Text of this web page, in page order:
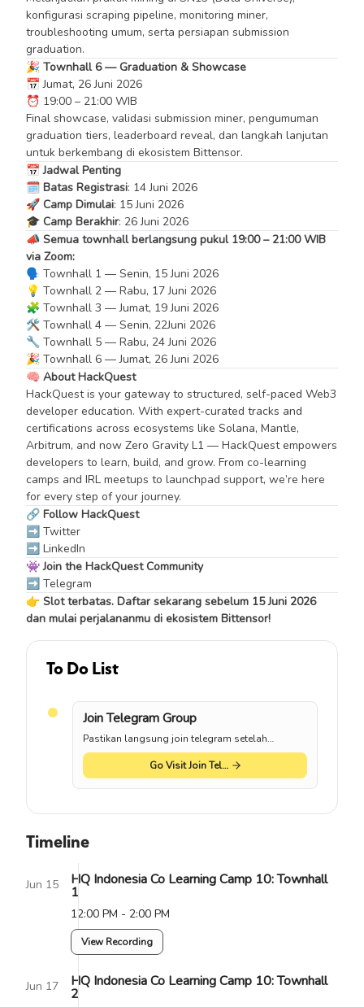
konfigurasi scraping pipeline, monitoring miner,
troubleshooting umum, serta persiapan submission
graduation.
🎉 Townhall 6 — Graduation & Showcase
📅 Jumat, 26 Juni 2026
⏰ 19:00 – 21:00 WIB
Final showcase, validasi submission miner, pengumuman
graduation tiers, leaderboard reveal, dan langkah lanjutan
untuk berkembang di ekosistem Bittensor.
📅Jadwal Penting
🗓️ Batas Registrasi: 14 Juni 2026
🚀 Camp Dimulai: 15 Juni 2026
🎓 Camp Berakhir: 26 Juni 2026
📣 Semua townhall berlangsung pukul 19:00 – 21:00 WIB
via Zoom:
🗣️ Townhall 1 — Senin, 15 Juni 2026
💡 Townhall 2 — Rabu, 17 Juni 2026
🧩 Townhall 3 — Jumat, 19 Juni 2026
🛠️ Townhall 4 — Senin, 22Juni 2026
🔧 Townhall 5 — Rabu, 24 Juni 2026
🎉 Townhall 6 — Jumat, 26 Juni 2026
🧠 About HackQuest
HackQuest is your gateway to structured, self-paced Web3
developer education. With expert-curated tracks and
certifications across ecosystems like Solana, Mantle,
Arbitrum, and now Zero Gravity L1 — HackQuest empowers
developers to learn, build, and grow. From co-learning
camps and IRL meetups to launchpad support, we’re here
for every step of your journey.
🔗 Follow HackQuest
➡️ Twitter
➡️ LinkedIn
👾Join the HackQuest Community
➡️ Telegram
👉 Slot terbatas. Daftar sekarang sebelum 15 Juni 2026
dan mulai perjalananmu di ekosistem Bittensor!
To Do List
Join Telegram Group
Pastikan langsung join telegram setelah
mendaftar
Go Visit Join Telegram Group Website
Timeline
Jun 15 HQ Indonesia Co Learning Camp 10: Townhall
1
12:00 PM - 2:00 PM
View Recording
Jun 17 HQ Indonesia Co Learning Camp 10: Townhall
2